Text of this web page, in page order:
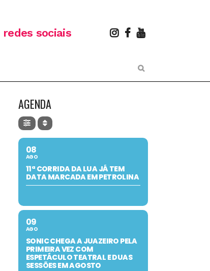
redes sociais
AGENDA
08
AGO
11ª CORRIDA DA LUA JÁ TEM
DATA MARCADA EM PETROLINA
09
AGO
SONIC CHEGA A JUAZEIRO PELA
PRIMEIRA VEZ COM
ESPETÁCULO TEATRAL E DUAS
SESSÕES EM AGOSTO